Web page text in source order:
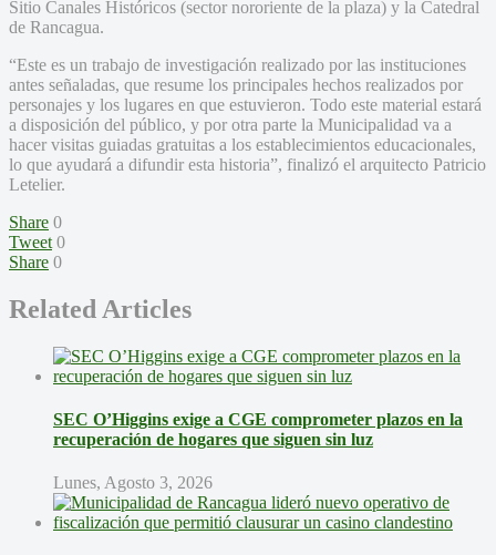
Sitio Canales Históricos (sector nororiente de la plaza) y la Catedral
de Rancagua.
“Este es un trabajo de investigación realizado por las instituciones
antes señaladas, que resume los principales hechos realizados por
personajes y los lugares en que estuvieron. Todo este material estará
a disposición del público, y por otra parte la Municipalidad va a
hacer visitas guiadas gratuitas a los establecimientos educacionales,
lo que ayudará a difundir esta historia”, finalizó el arquitecto Patricio
Letelier.
Share 0
Tweet 0
Share 0
Related Articles
SEC O’Higgins exige a CGE comprometer plazos en la
recuperación de hogares que siguen sin luz
Lunes, Agosto 3, 2026